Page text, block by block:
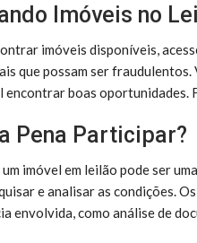
Imóveis no
imóveis disponíveis,
que possam ser
encontrar boas oportunidades.
Pena Participar?
imóvel em leilão pode ser
e analisar as condições.
envolvida, como análise de